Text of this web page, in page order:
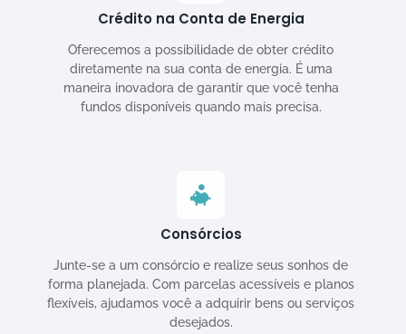
Crédito na Conta de Energia
Oferecemos a possibilidade de obter crédito
diretamente na sua conta de energia. É uma
maneira inovadora de garantir que você tenha
fundos disponíveis quando mais precisa.
Consórcios
Junte-se a um consórcio e realize seus sonhos de
forma planejada. Com parcelas acessíveis e planos
flexíveis, ajudamos você a adquirir bens ou serviços
desejados.